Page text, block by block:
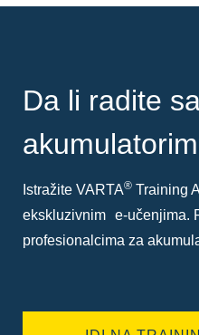
Da li radite
Istražite VARTA® Training
ekskluzivnim e-učenjima.
profesionalcima za